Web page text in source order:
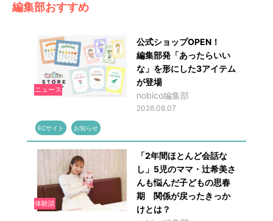
編集部おすすめ
ニュース
公式ショップOPEN！
編集部発「あったらいい
な」を形にした3アイテム
が登場
nobico編集部
2026.08.07
ECサイト お知らせ
体験談
「2年間ほとんど会話な
し」5児のママ・辻希美さ
んも悩んだ子どもの思春
期 関係が戻ったきっか
けとは？